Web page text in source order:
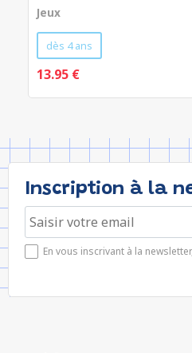
Jeux
dès 4 ans
13.95 €
Inscription à la
En vous inscrivant à la